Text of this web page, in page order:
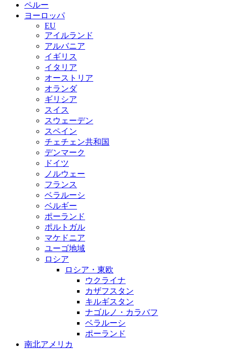
ペルー
ヨーロッパ
EU
アイルランド
アルバニア
イギリス
イタリア
オーストリア
オランダ
ギリシア
スイス
スウェーデン
スペイン
チェチェン共和国
デンマーク
ドイツ
ノルウェー
フランス
ベラルーシ
ベルギー
ポーランド
ポルトガル
マケドニア
ユーゴ地域
ロシア
ロシア・東欧
ウクライナ
カザフスタン
キルギスタン
ナゴルノ・カラバフ
ベラルーシ
ポーランド
南北アメリカ